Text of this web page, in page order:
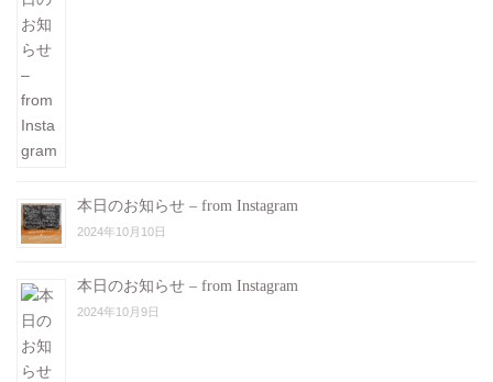
本日のお知らせ – from Instagram
2024年10月10日
本日のお知らせ – from Instagram
2024年10月9日